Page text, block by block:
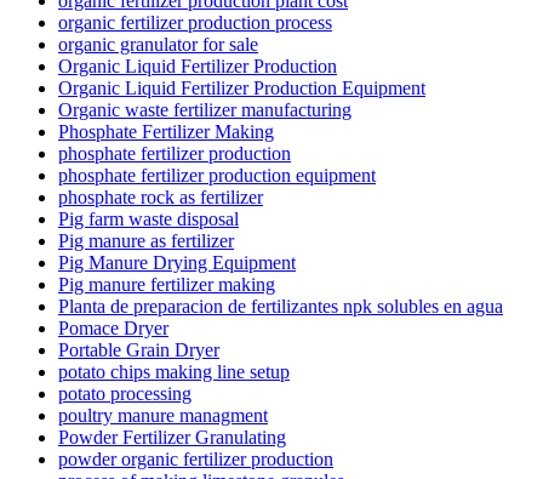
organic fertilizer production process
organic granulator for sale
Organic Liquid Fertilizer Production
Organic Liquid Fertilizer Production Equipment
Organic waste fertilizer manufacturing
Phosphate Fertilizer Making
phosphate fertilizer production
phosphate fertilizer production equipment
phosphate rock as fertilizer
Pig farm waste disposal
Pig manure as fertilizer
Pig Manure Drying Equipment
Pig manure fertilizer making
Planta de preparacion de fertilizantes npk solubles en agua
Pomace Dryer
Portable Grain Dryer
potato chips making line setup
potato processing
poultry manure managment
Powder Fertilizer Granulating
powder organic fertilizer production